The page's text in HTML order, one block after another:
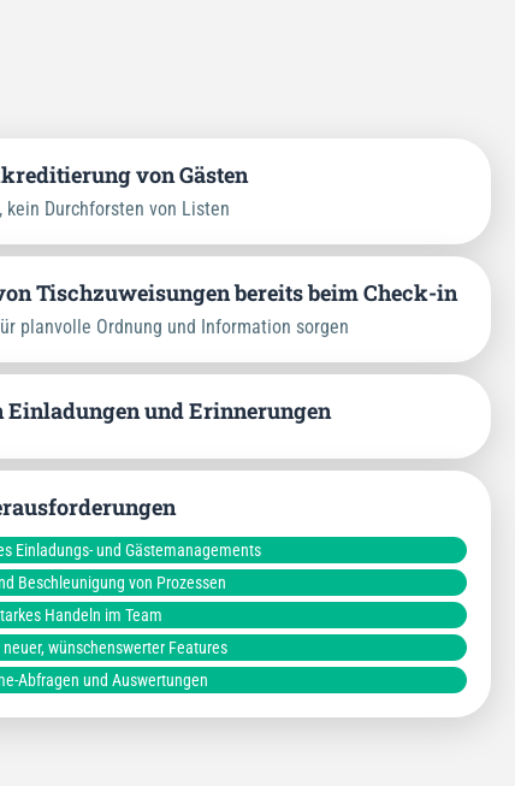
von Gästen
kein Durchforsten von Listen
Tischzuweisungen bereits beim Check-in
planvolle Ordnung und Information sorgen
Einladungen und Erinnerungen
Einladungs- und Gästemanagements
Beschleunigung von Prozessen
Handeln im Team
wünschenswerter Features
Abfragen und Auswertungen